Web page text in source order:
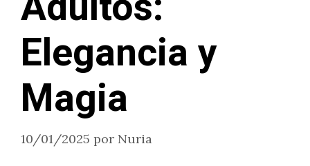
Elegancia y
Magia
10/01/2025 por Nuria